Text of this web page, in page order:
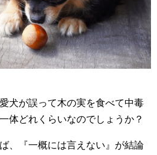
犬が誤って木の実を食べて中毒
体どれくらいなのでしょうか？
、『一概には言えない』が結論